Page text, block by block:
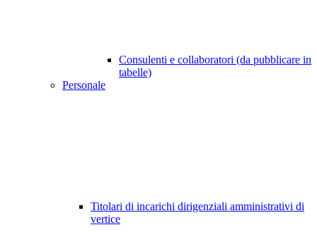
Consulenti e collaboratori (da pubblicare in
tabelle)
Personale
Titolari di incarichi dirigenziali amministrativi di
vertice